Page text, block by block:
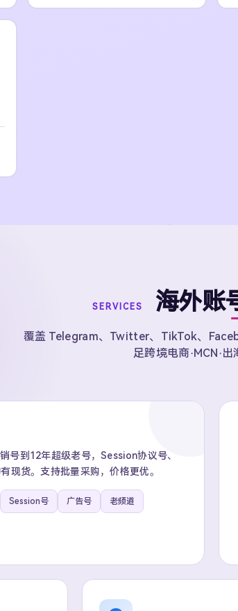
SERVICES 海外账
覆盖 Telegram、Twitter、TikTok、
足跨境电商·MCN·
号到12年超级老号，Session协议号、
现货。支持批量采购，价格更优。
Session号 广告号 老频道